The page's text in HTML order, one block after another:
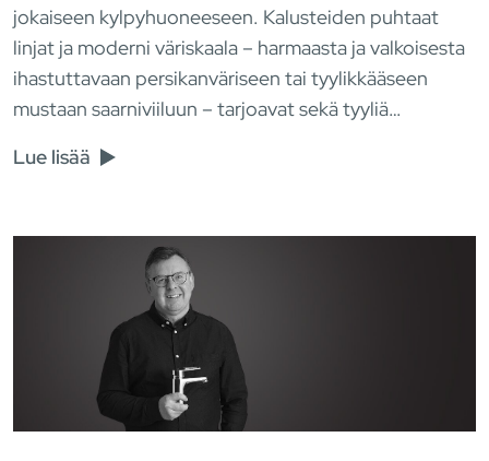
jokaiseen kylpyhuoneeseen. Kalusteiden puhtaat
linjat ja moderni väriskaala – harmaasta ja valkoisesta
ihastuttavaan persikanväriseen tai tyylikkääseen
mustaan saarniviiluun – tarjoavat sekä tyyliä…
Lue lisää